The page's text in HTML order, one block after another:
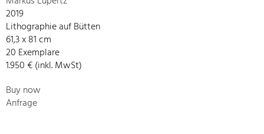
2019
Lithographie auf Bütten
61,3 x 81 cm
20 Exemplare
1.950 € (inkl. MwSt)
Buy now
Anfrage